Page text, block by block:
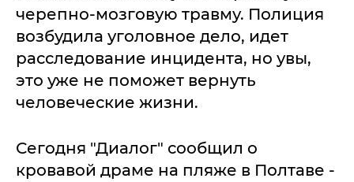
черепно-мозговую травму. Полиция
возбудила уголовное дело, идет
расследование инцидента, но увы,
это уже не поможет вернуть
человеческие жизни.
Сегодня "Диалог" сообщил о
кровавой драме на пляже в Полтаве -